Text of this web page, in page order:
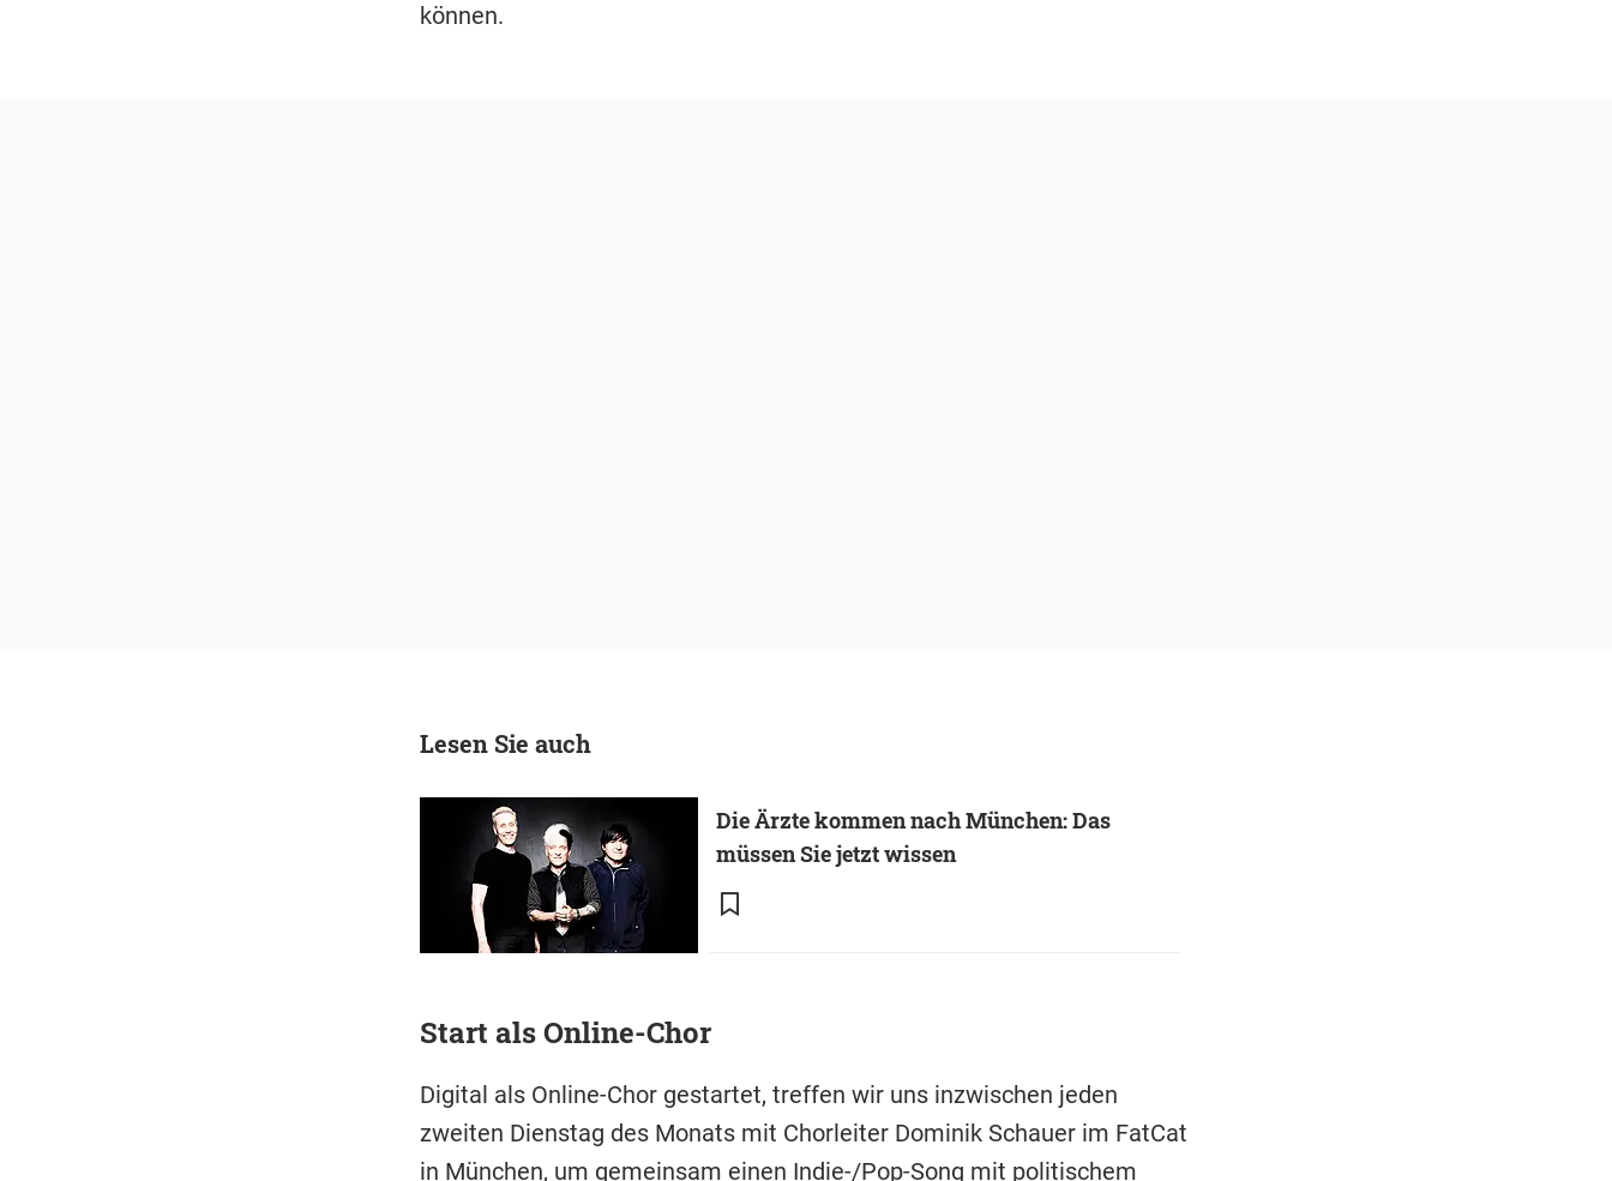
können.
Lesen Sie auch
Die Ärzte kommen nach München: Das
müssen Sie jetzt wissen
Start als Online-Chor
Digital als Online-Chor gestartet, treffen wir uns inzwischen jeden
zweiten Dienstag des Monats mit Chorleiter Dominik Schauer im FatCat
in München, um gemeinsam einen Indie-/Pop-Song mit politischem